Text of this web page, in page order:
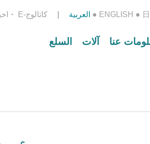
العربية ● ENGLISH ● E-كاتالوج
السلع آلات عنا